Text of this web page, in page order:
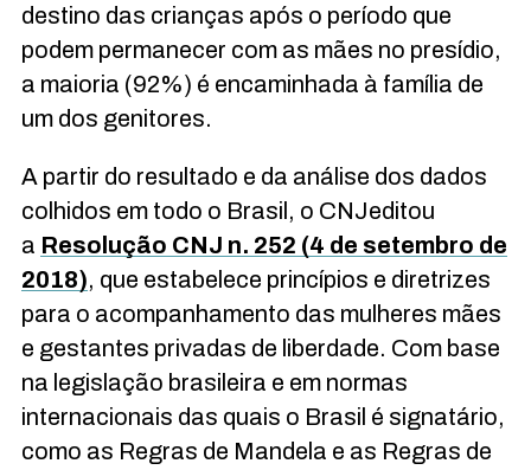
destino das crianças após o período que
podem permanecer com as mães no presídio,
a maioria (92%) é encaminhada à família de
um dos genitores.
A partir do resultado e da análise dos dados
colhidos em todo o Brasil, o CNJeditou
a Resolução CNJ n. 252 (4 de setembro de
2018), que estabelece princípios e diretrizes
para o acompanhamento das mulheres mães
e gestantes privadas de liberdade. Com base
na legislação brasileira e em normas
internacionais das quais o Brasil é signatário,
como as Regras de Mandela e as Regras de